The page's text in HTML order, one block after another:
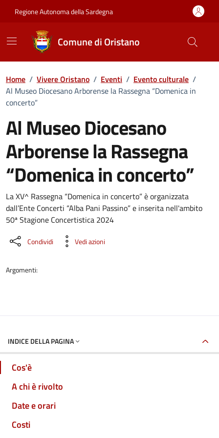
Regione Autonoma della Sardegna
Comune di Oristano
Home / Vivere Oristano / Eventi / Evento culturale /
Al Museo Diocesano Arborense la Rassegna “Domenica in
concerto”
Al Museo Diocesano
Arborense la Rassegna
“Domenica in concerto”
Dettaglio dell'evento
La XV^ Rassegna “Domenica in concerto” è organizzata
dall’Ente Concerti “Alba Pani Passino” e inserita nell'ambito
50ª Stagione Concertistica 2024
Condividi Vedi azioni
Argomenti:
INDICE DELLA PAGINA
Cos'è
A chi è rivolto
Date e orari
Costi